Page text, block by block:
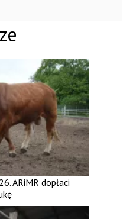
ARiMR dopłaci